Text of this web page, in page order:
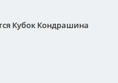
Кубок Кондрашина